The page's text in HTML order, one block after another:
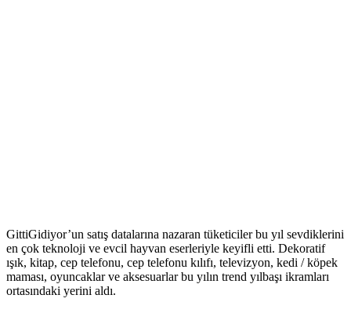
GittiGidiyor’un satış datalarına nazaran tüketiciler bu yıl sevdiklerini
en çok teknoloji ve evcil hayvan eserleriyle keyifli etti. Dekoratif
ışık, kitap, cep telefonu, cep telefonu kılıfı, televizyon, kedi / köpek
maması, oyuncaklar ve aksesuarlar bu yılın trend yılbaşı ikramları
ortasındaki yerini aldı.